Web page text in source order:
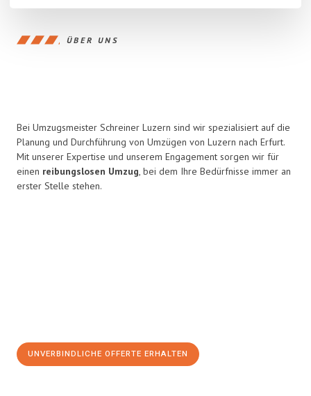
ÜBER UNS
Bei Umzugsmeister Schreiner Luzern sind wir spezialisiert auf die
Planung und Durchführung von Umzügen von Luzern nach Erfurt.
Mit unserer Expertise und unserem Engagement sorgen wir für
einen reibungslosen Umzug, bei dem Ihre Bedürfnisse immer an
erster Stelle stehen.
UNVERBINDLICHE OFFERTE ERHALTEN